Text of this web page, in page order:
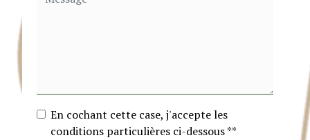
En cochant cette case, j'accepte les
conditions particulières ci-dessous **